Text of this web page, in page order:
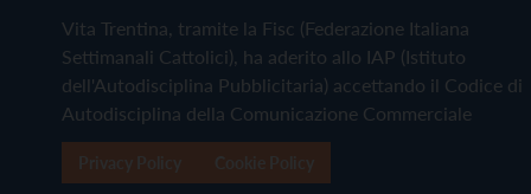
Vita Trentina, tramite la Fisc (Federazione Italiana
Settimanali Cattolici), ha aderito allo IAP (Istituto
dell'Autodisciplina Pubblicitaria) accettando il Codice di
Autodisciplina della Comunicazione Commerciale